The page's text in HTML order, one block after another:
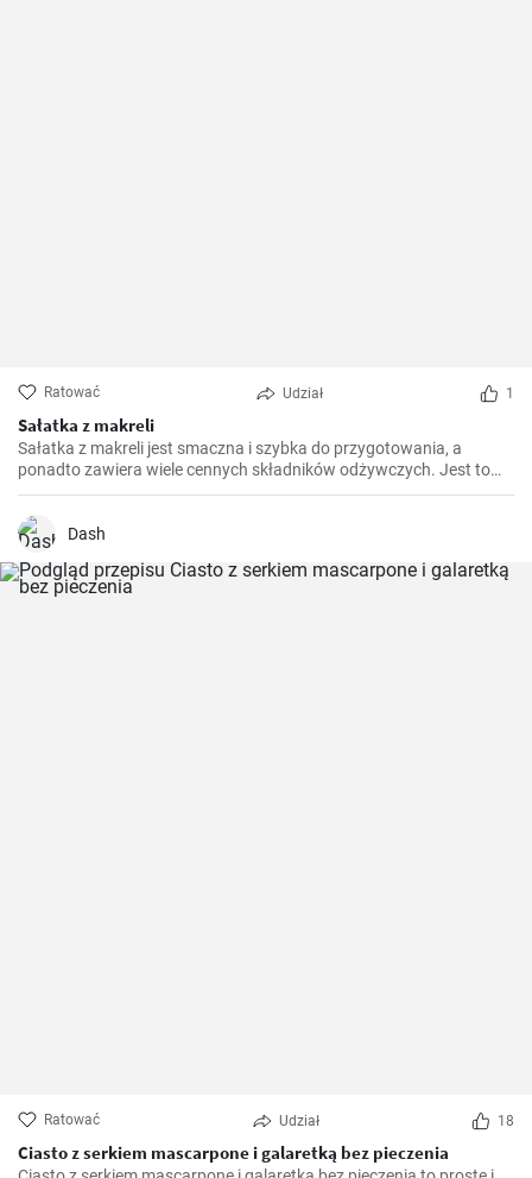
Ratować Udział 1
Sałatka z makreli
Sałatka z makreli jest smaczna i szybka do przygotowania, a
ponadto zawiera wiele cennych składników odżywczych. Jest to
idealne danie na szybki lunch, ale również sprawdzi się jako
przystawka podczas większych spotkań.
Dash
Ratować Udział 18
Ciasto z serkiem mascarpone i galaretką bez pieczenia